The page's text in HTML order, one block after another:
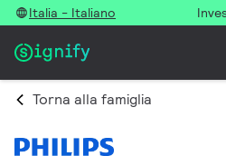
Italia - Italiano
Torna alla famiglia